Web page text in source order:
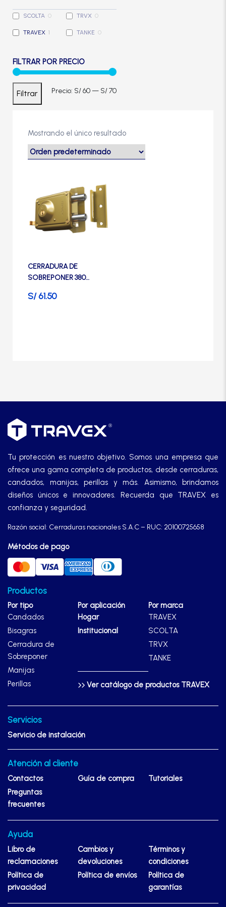
Cerradura de Sobreponer
Cerradura eléctrica
Cerraduras Digitales
Cierrapuertas
Manijas
Manillones
Otros
TANKE
Mostrando el único resultado
CERRADURA DE
SOBREPONER 380
S/61.50
SCOLTA 0
TRAVEX 1
TRVX 0
TANKE 0
FILTRAR POR PRECIO
Precio
Precio
Filtrar Precio: S/ 60— S/ 70
Tu protección es nuestro objetivo. Somos una empresa que
ofrece una gama completa de productos, desde cerraduras,
candados, manijas, perillas y más. Asimismo, brindamos
diseños únicos e innovadores. Recuerda que TRAVEX es
confianza y seguridad.
Razón social: Cerraduras nacionales S.A.C – RUC: 20100725658
Métodos de pago
Productos
Por tipo
Candados
Bisagras
Cerradura de
Sobreponer
Manijas
Perillas
Por aplicación
Hogar
Institucional
Por marca
TRAVEX
SCOLTA
TRVX
TANKE
Ver catálogo de productos TRAVEX
Servicios
Servicio de instalación
Atención al cliente
Contactos Guía de compra
Tutoriales
Preguntas
frecuentes
Ayuda
Libro de
reclamaciones
Cambios y
devoluciones
Términos y
condiciones
Política de
privacidad
Política de envíos
Política de
garantías